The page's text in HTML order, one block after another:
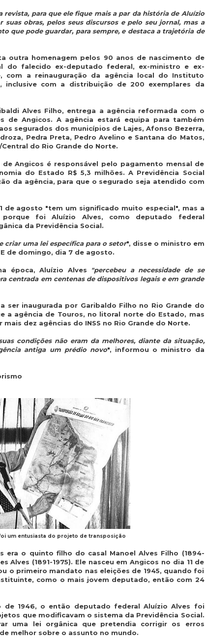
revista, para que ele fique mais a par da história de Aluízio
suas obras, pelos seus discursos e pelo seu jornal, mas a
que pode guardar, para sempre, e destaca a trajetória de
outra homenagem pelos 90 anos de nascimento de
do falecido ex-deputado federal, ex-ministro e ex-
com a reinauguração da agência local do Instituto
inclusive com a distribuição de 200 exemplares da
Alves Filho, entrega a agência reformada com o
de Angicos. A agência estará equipa para também
segurados dos municípios de Lajes, Afonso Bezerra,
Pedra Preta, Pedro Avelino e Santana do Matos,
do Rio Grande do Norte.
de Angicos é responsável pelo pagamento mensal de
do Estado R$ 5,3 milhões. A Previdência Social
da agência, para que o segurado seja atendido com
de agosto "tem um significado muito especial", mas a
foi Aluízio Alves, como deputado federal
da Previdência Social.
criar uma lei específica para o setor", disse o ministro em
de domingo, dia 7 de agosto.
época, Aluízio Alves
"percebeu a necessidade de se
centrada em centenas de dispositivos legais e em grande
ser inaugurada por Garibaldo Filho no Rio Grande do
a agência de Touros, no litoral norte do Estado, mas
dez agências do INSS no Rio Grande do Norte.
condições não eram da melhores, diante da situação,
antiga um prédio novo", informou o ministro da
um entusiasta do projeto de transposição
era o quinto filho do casal Manoel Alves Filho (1894-
Alves (1891-1975). Ele nasceu em Angicos no dia 11 de
o primeiro mandato nas eleições de 1945, quando foi
como o mais jovem deputado, então com 24
de 1946, o então deputado federal Aluízio Alves foi
que modificavam o sistema da Previdência Social.
uma lei orgânica que pretendia corrigir os erros
melhor sobre o assunto no mundo.